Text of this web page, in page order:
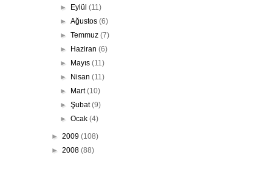
► Eylül(11)
►Ağustos(6)
►Temmuz(7)
► Haziran(6)
► Mayıs(11)
► Nisan(11)
► Mart(10)
►Şubat(9)
►Ocak(4)
► 2009 (108)
► 2008 (88)